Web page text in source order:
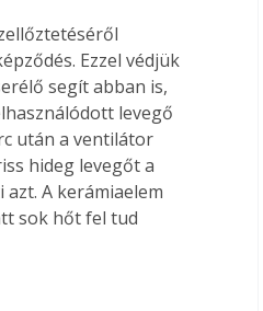
Ezzel védjük
segít abban is,
levegő
után a ventilátor
hideg levegőt a
A kerámiaelem
sok hőt fel tud